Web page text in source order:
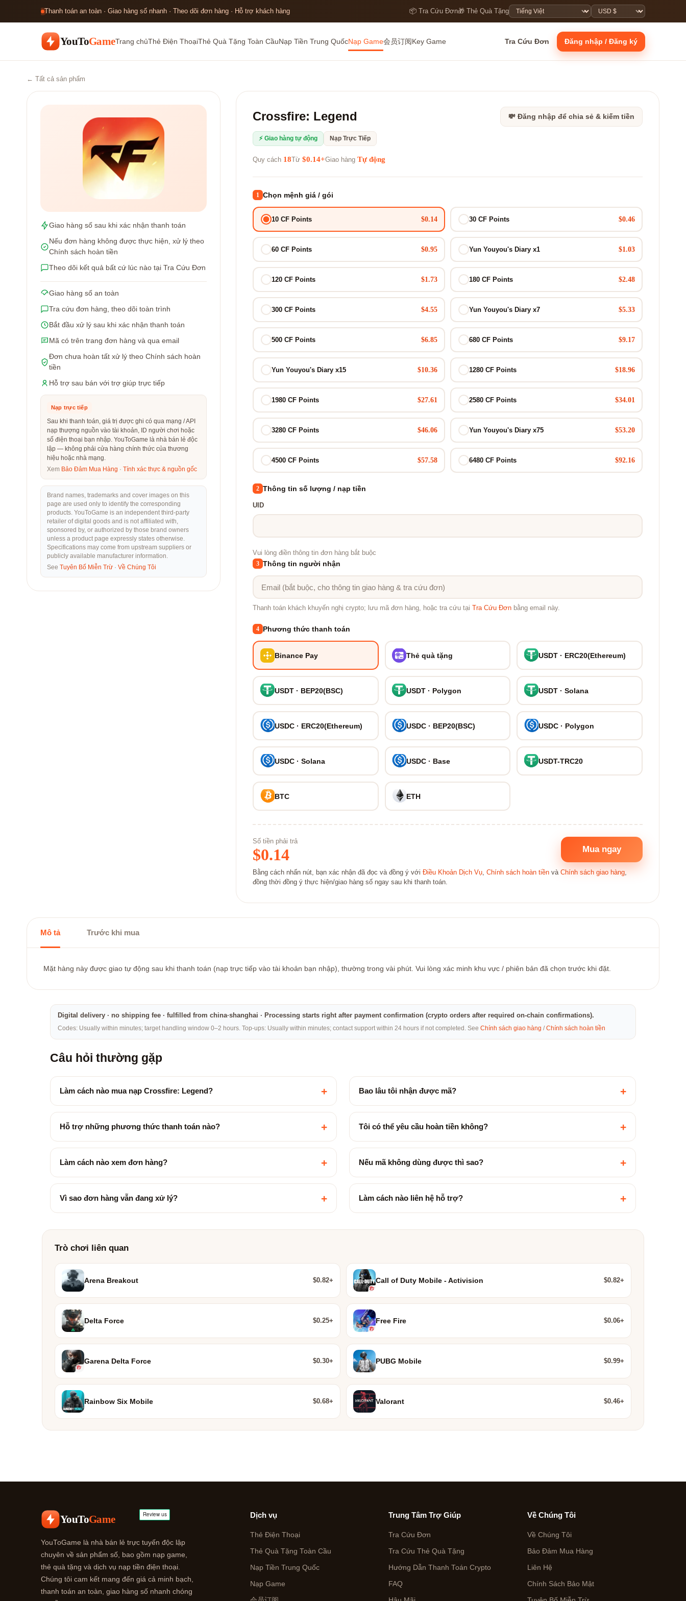
Thanh toán an toàn · Giao hàng số nhanh · Theo dõi đơn hàng · Hỗ trợ khách hàng 📦 Tra Cứu Đơn🎁 Thẻ Quà Tặng
YouToGameTrang chủThẻ Điện ThoạiThẻ Quà Tặng Toàn CầuNạp Tiền Trung QuốcNạp Game会员订阅Key Game Tra Cứu Đơn Đăng nhập / Đăng ký
← Tất cả sản phẩm
Giao hàng số sau khi xác nhận thanh toán
Nếu đơn hàng không được thực hiện, xử lý theo
Chính sách hoàn tiền
Theo dõi kết quả bất cứ lúc nào tại Tra Cứu Đơn
Giao hàng số an toàn
Tra cứu đơn hàng, theo dõi toàn trình
Bắt đầu xử lý sau khi xác nhận thanh toán
Mã có trên trang đơn hàng và qua email
Đơn chưa hoàn tất xử lý theo Chính sách hoàn
tiền
Hỗ trợ sau bán với trợ giúp trực tiếp
Nạp trực tiếp
Sau khi thanh toán, giá trị được ghi có qua mạng / API
nạp thượng nguồn vào tài khoản, ID người chơi hoặc
số điện thoại bạn nhập. YouToGame là nhà bán lẻ độc
lập — không phải cửa hàng chính thức của thương
hiệu hoặc nhà mạng.
Xem Bảo Đảm Mua Hàng · Tính xác thực & nguồn gốc
Brand names, trademarks and cover images on this
page are used only to identify the corresponding
products. YouToGame is an independent third-party
retailer of digital goods and is not affiliated with,
sponsored by, or authorized by those brand owners
unless a product page expressly states otherwise.
Specifications may come from upstream suppliers or
publicly available manufacturer information.
See Tuyên Bố Miễn Trừ · Về Chúng Tôi
💸 Đăng nhập để chia sẻ & kiếm tiền
Crossfire: Legend
⚡ Giao hàng tự động Nạp Trực Tiếp
Quy cách 18Từ $0.14+Giao hàng Tự động
1 Chọn mệnh giá / gói
10 CF Points $0.14 30 CF Points $0.46
60 CF Points $0.95 Yun Youyou's Diary x1 $1.03
120 CF Points $1.73 180 CF Points $2.48
300 CF Points $4.55 Yun Youyou's Diary x7 $5.33
500 CF Points $6.85 680 CF Points $9.17
Yun Youyou's Diary x15 $10.36 1280 CF Points $18.96
1980 CF Points $27.61 2580 CF Points $34.01
3280 CF Points $46.06 Yun Youyou's Diary x75 $53.20
4500 CF Points $57.58 6480 CF Points $92.16
2 Thông tin số lượng / nạp tiền
UID
Vui lòng điền thông tin đơn hàng bắt buộc
3 Thông tin người nhận
Thanh toán khách khuyến nghị crypto; lưu mã đơn hàng, hoặc tra cứu tại Tra Cứu Đơn bằng email này.
4 Phương thức thanh toán
Binance Pay Thẻ quà tặng USDT · ERC20(Ethereum)
USDT · BEP20(BSC) USDT · Polygon USDT · Solana
USDC · ERC20(Ethereum) USDC · BEP20(BSC) USDC · Polygon
USDC · Solana USDC · Base USDT-TRC20
BTC ETH
Số tiền phải trả
$0.14 Mua ngay
Bằng cách nhấn nút, bạn xác nhận đã đọc và đồng ý với Điều Khoản Dịch Vụ, Chính sách hoàn tiền và Chính sách giao hàng,
đồng thời đồng ý thực hiện/giao hàng số ngay sau khi thanh toán.
Mô tả Trước khi mua
Mặt hàng này được giao tự động sau khi thanh toán (nạp trực tiếp vào tài khoản bạn nhập), thường trong vài phút. Vui lòng xác minh khu vực / phiên bản đã chọn trước khi đặt.
Digital delivery · no shipping fee · fulfilled from china·shanghai · Processing starts right after payment confirmation (crypto orders after required on-chain confirmations).
Codes: Usually within minutes; target handling window 0–2 hours. Top-ups: Usually within minutes; contact support within 24 hours if not completed. See Chính sách giao hàng /Chính sách hoàn tiền
Câu hỏi thường gặp
Làm cách nào mua nạp Crossfire: Legend? + Bao lâu tôi nhận được mã? +
Hỗ trợ những phương thức thanh toán nào? + Tôi có thể yêu cầu hoàn tiền không? +
Làm cách nào xem đơn hàng? + Nếu mã không dùng được thì sao? +
Vì sao đơn hàng vẫn đang xử lý? + Làm cách nào liên hệ hỗ trợ? +
Trò chơi liên quan
Arena Breakout $0.82+ Call of Duty Mobile - Activision $0.82+
Delta Force $0.25+ Free Fire $0.06+
Garena Delta Force $0.30+ PUBG Mobile $0.99+
Rainbow Six Mobile $0.68+ Valorant $0.46+
YouToGame
YouToGame là nhà bán lẻ trực tuyến độc lập
chuyên về sản phẩm số, bao gồm nạp game,
thẻ quà tặng và dịch vụ nạp tiền điện thoại.
Chúng tôi cam kết mang đến giá cả minh bạch,
thanh toán an toàn, giao hàng số nhanh chóng
Dịch vụ
Thẻ Điện Thoại
Thẻ Quà Tặng Toàn Cầu
Nạp Tiền Trung Quốc
Nạp Game
Trung Tâm Trợ Giúp
Tra Cứu Đơn
Tra Cứu Thẻ Quà Tặng
Hướng Dẫn Thanh Toán Crypto
FAQ
Về Chúng Tôi
Về Chúng Tôi
Bảo Đảm Mua Hàng
Liên Hệ
Chính Sách Bảo Mật